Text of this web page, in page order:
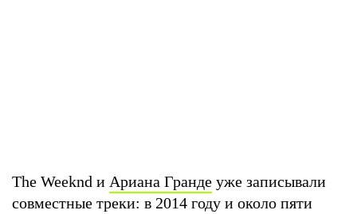
The Weeknd и Ариана Гранде уже записывали
совместные треки: в 2014 году и около пяти